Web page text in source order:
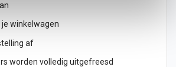
winkelwagen
af
worden volledig uitgefreesd